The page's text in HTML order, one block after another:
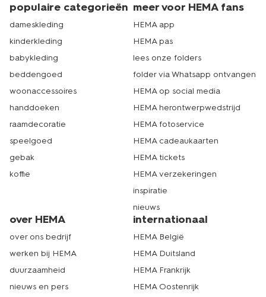
populaire categorieën
dameskleding
kinderkleding
babykleding
beddengoed
woonaccessoires
handdoeken
raamdecoratie
speelgoed
gebak
koffie
meer voor HEMA fans
HEMA app
HEMA pas
lees onze folders
folder via Whatsapp ontvangen
HEMA op social media
HEMA herontwerpwedstrijd
HEMA fotoservice
HEMA cadeaukaarten
HEMA tickets
HEMA verzekeringen
inspiratie
nieuws
over HEMA
over ons bedrijf
werken bij HEMA
duurzaamheid
nieuws en pers
internationaal
HEMA België
HEMA Duitsland
HEMA Frankrijk
HEMA Oostenrijk